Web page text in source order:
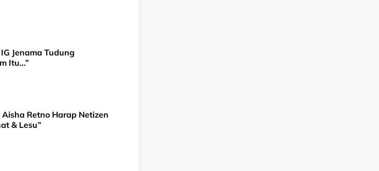
Jenama Tudung
Itu…”
Retno Harap Netizen
& Lesu”